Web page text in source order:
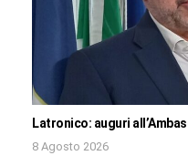
Latronico: auguri
8 Agosto 2026